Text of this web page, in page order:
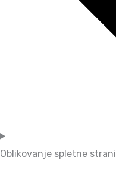
Oblikovanje spletne strani